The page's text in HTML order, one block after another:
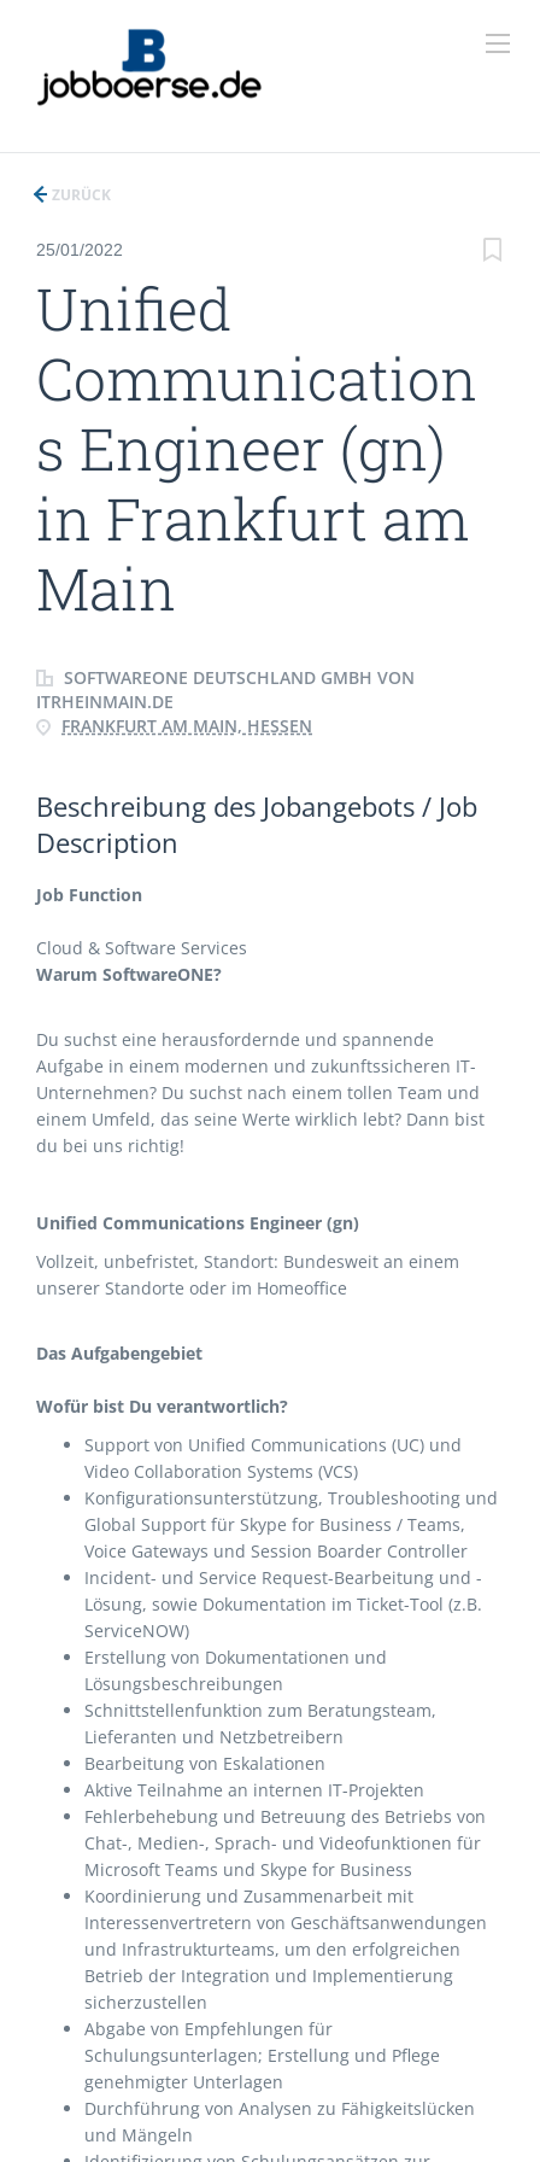
ZURÜCK
25/01/2022
Unified
Communication
s Engineer (gn)
in Frankfurt am
Main
SOFTWAREONE DEUTSCHLAND GMBH VON
ITRHEINMAIN.DE
FRANKFURT AM MAIN, HESSEN
Beschreibung des Jobangebots / Job
Description
Job Function
Cloud & Software Services
Warum SoftwareONE?
Du suchst eine herausfordernde und spannende
Aufgabe in einem modernen und zukunftssicheren IT-
Unternehmen? Du suchst nach einem tollen Team und
einem Umfeld, das seine Werte wirklich lebt? Dann bist
du bei uns richtig!
Unified Communications Engineer (gn)
Vollzeit, unbefristet, Standort: Bundesweit an einem
unserer Standorte oder im Homeoffice
Das Aufgabengebiet
Wofür bist Du verantwortlich?
Support von Unified Communications (UC) und
Video Collaboration Systems (VCS)
Konfigurationsunterstützung, Troubleshooting und
Global Support für Skype for Business / Teams,
Voice Gateways und Session Boarder Controller
Incident- und Service Request-Bearbeitung und -
Lösung, sowie Dokumentation im Ticket-Tool (z.B.
ServiceNOW)
Erstellung von Dokumentationen und
Lösungsbeschreibungen
Schnittstellenfunktion zum Beratungsteam,
Lieferanten und Netzbetreibern
Bearbeitung von Eskalationen
Aktive Teilnahme an internen IT-Projekten
Fehlerbehebung und Betreuung des Betriebs von
Chat-, Medien-, Sprach- und Videofunktionen für
Microsoft Teams und Skype for Business
Koordinierung und Zusammenarbeit mit
Interessenvertretern von Geschäftsanwendungen
und Infrastrukturteams, um den erfolgreichen
Betrieb der Integration und Implementierung
sicherzustellen
Abgabe von Empfehlungen für
Schulungsunterlagen; Erstellung und Pflege
genehmigter Unterlagen
Durchführung von Analysen zu Fähigkeitslücken
und Mängeln